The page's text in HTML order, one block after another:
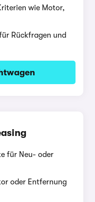
wie Motor,
Rückfragen und
für Neu- oder
oder Entfernung